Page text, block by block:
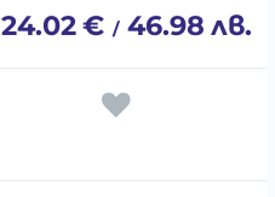
24.02€ / 46.98 лв.